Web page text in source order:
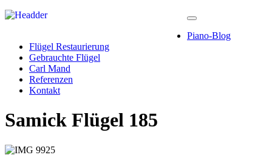
Piano-Blog
Flügel Restaurierung
Gebrauchte Flügel
Carl Mand
Referenzen
Kontakt
Samick Flügel 185